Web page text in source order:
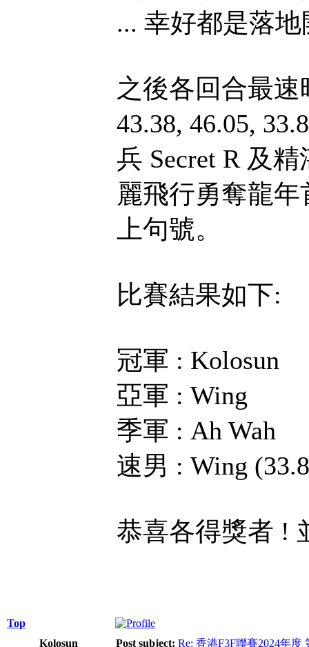
... 幸好都是落
之後各回合最速
43.38, 46.05,
兵 Secret R 及
麗飛行勇奪龍
上句號。
比賽結果如下:
冠軍 : Kolosun
亞軍 : Wing
季軍 : Ah Wah
速男 : Wing
恭喜各得獎者 !
Top
Kolosun
Post subject: Re: 香港F3F聯賽2024年度